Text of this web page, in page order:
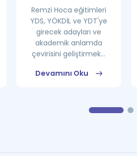
Remzi Hoca eğitimleri
YDS, YÖKDİL ve YDT'ye
girecek adayları ve
akademik anlamda
çevirisini geliştirmek...
Devamını Oku